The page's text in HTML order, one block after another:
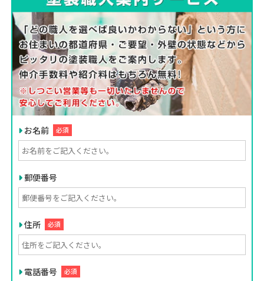
お名前 必須
郵便番号
住所 必須
電話番号 必須